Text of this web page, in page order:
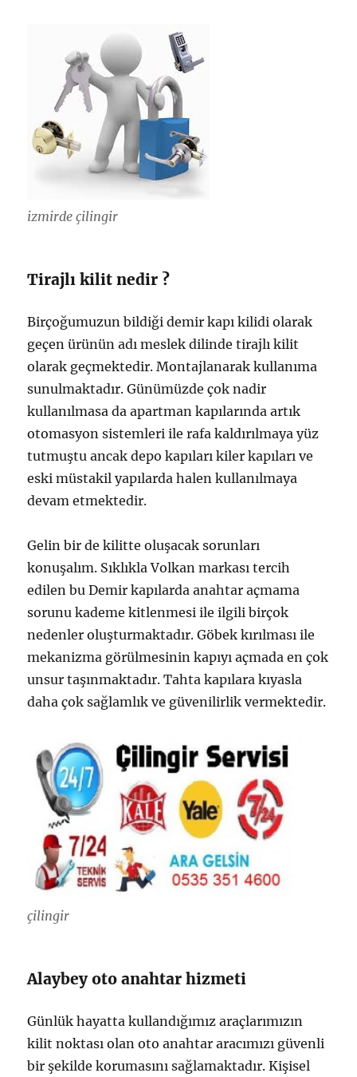
izmirde çilingir
Tirajlı kilit nedir ?
Birçoğumuzun bildiği demir kapı kilidi olarak
geçen ürünün adı meslek dilinde tirajlı kilit
olarak geçmektedir. Montajlanarak kullanıma
sunulmaktadır. Günümüzde çok nadir
kullanılmasa da apartman kapılarında artık
otomasyon sistemleri ile rafa kaldırılmaya yüz
tutmuştu ancak depo kapıları kiler kapıları ve
eski müstakil yapılarda halen kullanılmaya
devam etmektedir.
Gelin bir de kilitte oluşacak sorunları
konuşalım. Sıklıkla Volkan markası tercih
edilen bu Demir kapılarda anahtar açmama
sorunu kademe kitlenmesi ile ilgili birçok
nedenler oluşturmaktadır. Göbek kırılması ile
mekanizma görülmesinin kapıyı açmada en çok
unsur taşınmaktadır. Tahta kapılara kıyasla
daha çok sağlamlık ve güvenilirlik vermektedir.
çilingir
Alaybey oto anahtar hizmeti
Günlük hayatta kullandığımız araçlarımızın
kilit noktası olan oto anahtar aracımızı güvenli
bir şekilde korumasını sağlamaktadır. Kişisel